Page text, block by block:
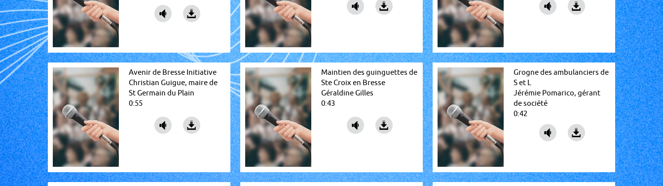
Avenir de Bresse Initiative
Christian Guigue, maire de
St Germain du Plain
0:55
Maintien des guinguettes de
Ste Croix en Bresse
Géraldine Gilles
0:43
Grogne des ambulanciers de
S et L
Jérémie Pomarico, gérant
de société
0:42